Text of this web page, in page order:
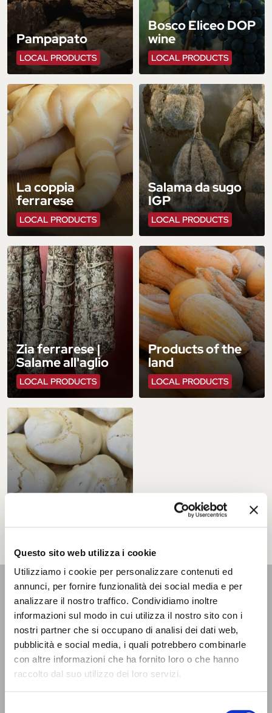
Questo sito web utilizza i cookie
Utilizziamo i cookie per personalizzare contenuti ed
annunci, per fornire funzionalità dei social media e per
analizzare il nostro traffico. Condividiamo inoltre
informazioni sul modo in cui utilizza il nostro sito con i
nostri partner che si occupano di analisi dei dati web,
pubblicità e social media, i quali potrebbero combinarle
con altre informazioni che ha fornito loro o che hanno
raccolto dal suo utilizzo dei loro servizi.
LOCAL PRODUCTS
Pampapato
LOCAL PRODUCTS
Bosco Eliceo DOP
wine
LOCAL PRODUCTS
La coppia
ferrarese
LOCAL PRODUCTS
Salama da sugo
IGP
LOCAL PRODUCTS
Zia ferrarese |
Salame all'aglio
LOCAL PRODUCTS
Products of the
land
Pont
INFORMATION
AND WELCOME OFFICE
Located on the inner courtyard of the Castello Estense, on
the ground floor. Open Monday - Saturday from 9 a.m. to 6
p.m. | Sundays and holidays from 9.30 a.m. to 5.30 p.m. It is
closed only on Christmas Day.